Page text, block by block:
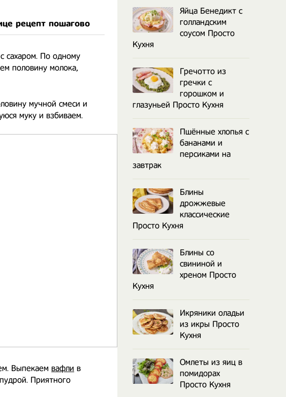
рецепт пошагово
сахаром. По одному
половину молока,
мучной смеси и
муку и взбиваем.
Выпекаем вафли в
Приятного
Яйца Бенедикт с
голландским
соусом Просто
Кухня
Гречотто из
гречки с
горошком и
глазуньей Просто Кухня
Пшённые хлопья с
бананами и
персиками на
завтрак
Блины
дрожжевые
классические
Просто Кухня
Блины со
свининой и
хреном Просто
Кухня
Икряники оладьи
из икры Просто
Кухня
Омлеты из яиц в
помидорах
Просто Кухня